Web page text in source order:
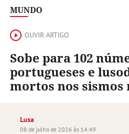
MUNDO
OUVIR ARTIGO
Sobe para 102
portugueses e
mortos nos sismos
Lusa
08 de julho de 2026 às 14:49